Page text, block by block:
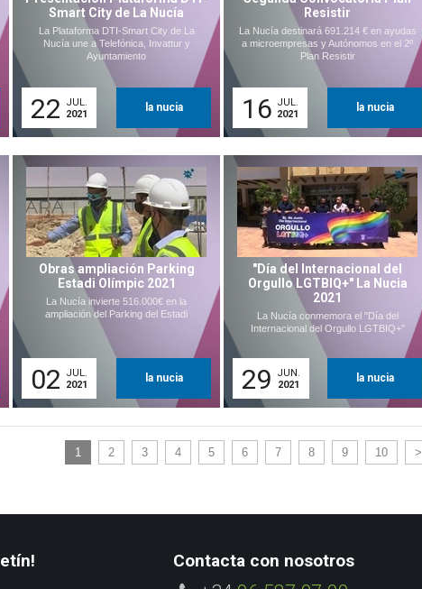
Smart City de La Nucía
La Plataforma DTI-Smart City de La
Nucía une a Telefónica, Invattur y
Ayuntamiento
22
JUL.
2021
la nucia
Resistir
La Nucía destinará 691.214 € en ayudas
a microempresas y Autónomos en el 2º
Plan Resistir
16 JUL.
2021
la nucia
Obras ampliación Parking
Estadi Olímpic 2021
La Nucía invierte 516.000€ en la
ampliación del Parking del Estadi
02
JUL.
2021
la nucia
"Día del Internacional del
Orgullo LGTBIQ+" La Nucia
2021
La Nucía conmemora el "Día del
Internacional del Orgullo LGTBIQ+"
29
JUN.
2021
la nucia
1 2 3 4 5 6 7 8 9 10 >
Contacta con nosotros